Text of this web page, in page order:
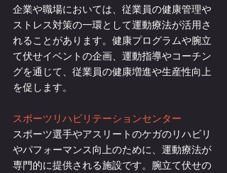
企業や職場においては、従業員の健康管理や
ストレス対策の一環として運動療法が活用さ
れることがあります。健康プログラムや腕立
て伏せイベントの企画、運動指導やコーチン
グを通じて、従業員の健康増進や生産性向上
を促します。
スポーツリハビリテーションセンター
スポーツ選手やアスリートのケガのリハビリ
やパフォーマンス向上のために、運動療法が
専門的に提供される施設です。腕立て伏せの